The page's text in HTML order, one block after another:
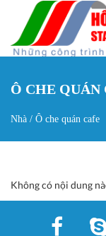
Nhảy đến nội dung
Ô CHE QUÁN
Nhà / Ô che quán cafe
Không có nội dung